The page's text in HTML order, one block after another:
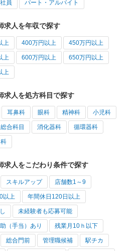
員 パート・アルバイト
求人を年収で探す
上 400万円以上 450万円以上
上 600万円以上 650万円以上
上
求人を処方科目で探す
耳鼻科 眼科 精神科 小児科
総合科目 消化器科 循環器科
求人をこだわり条件で探す
スキルアップ 店舗数1～9
以上 年間休日120日以上
未経験者も応募可能
（手当）あり 残業月10ｈ以下
総合門前 管理職候補 駅チカ